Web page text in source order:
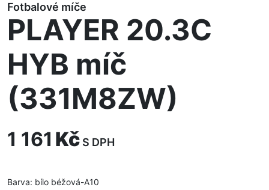
Fotbalové míče
PLAYER 20.3C
HYB míč
(331M8ZW)
1 161 Kč S DPH
Barva: bílo béžová-A10